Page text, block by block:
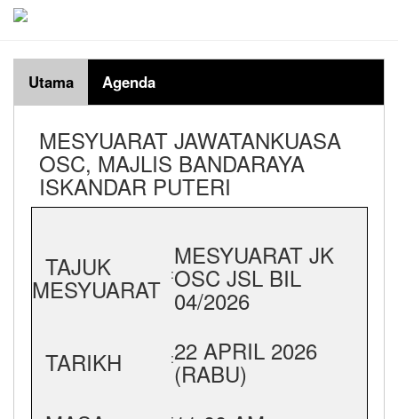
Utama Agenda
MESYUARAT JAWATANKUASA
OSC, MAJLIS BANDARAYA
ISKANDAR PUTERI
TAJUK
MESYUARAT :
MESYUARAT JK
OSC JSL BIL
04/2026
TARIKH
:22 APRIL 2026
(RABU)